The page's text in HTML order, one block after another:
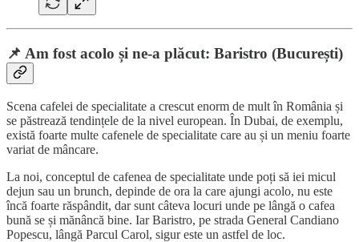
📌 Am fost acolo și ne-a plăcut: Baristro (București)
Scena cafelei de specialitate a crescut enorm de mult în România și
se păstrează tendințele de la nivel european. În Dubai, de exemplu,
există foarte multe cafenele de specialitate care au și un meniu foarte
variat de mâncare.
La noi, conceptul de cafenea de specialitate unde poți să iei micul
dejun sau un brunch, depinde de ora la care ajungi acolo, nu este
încă foarte răspândit, dar sunt câteva locuri unde pe lângă o cafea
bună se și mănâncă bine. Iar Baristro, pe strada General Candiano
Popescu, lângă Parcul Carol, sigur este un astfel de loc.